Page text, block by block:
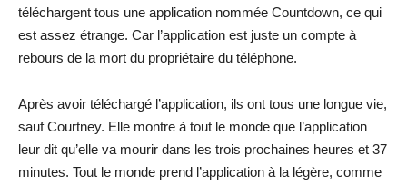
téléchargent tous une application nommée Countdown, ce qui
est assez étrange. Car l’application est juste un compte à
rebours de la mort du propriétaire du téléphone.
Après avoir téléchargé l’application, ils ont tous une longue vie,
sauf Courtney. Elle montre à tout le monde que l’application
leur dit qu’elle va mourir dans les trois prochaines heures et 37
minutes. Tout le monde prend l’application à la légère, comme